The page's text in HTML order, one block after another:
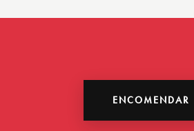
ENCOMENDAR